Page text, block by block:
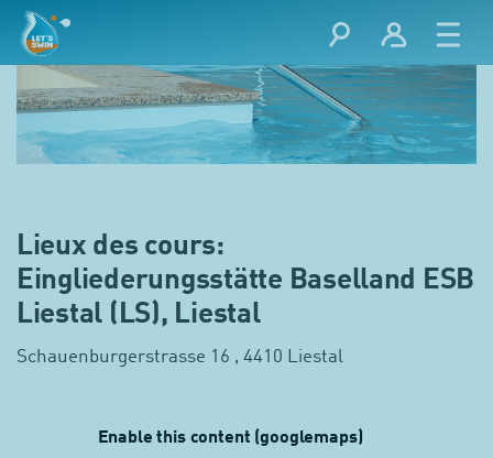
Lieux des cours:
Eingliederungsstätte Baselland ESB
Liestal (LS), Liestal
Schauenburgerstrasse 16 , 4410 Liestal
Enable this content (googlemaps)